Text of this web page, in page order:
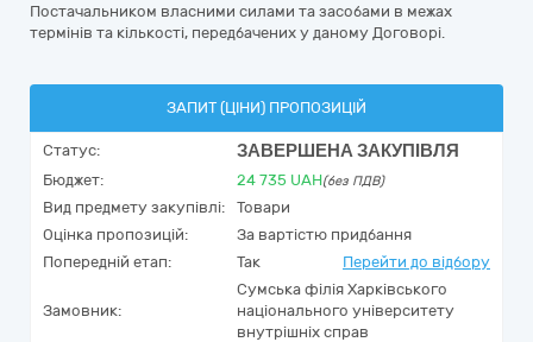
Постачальником власними силами та засобами в межах
термінів та кількості, передбачених у даному Договорі.
ЗАПИТ (ЦІНИ) ПРОПОЗИЦІЙ
Статус: ЗАВЕРШЕНА ЗАКУПІВЛЯ
Бюджет: 24 735 UAH(без ПДВ)
Вид предмету закупівлі:
Товари
Оцінка пропозицій:
За вартістю придбання
Попередній етап:
Так Перейти до відбору
Замовник:
Сумська філія Харківського
національного університету
внутрішніх справ